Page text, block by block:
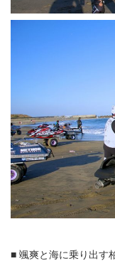
■ 颯爽と海に乗り出す